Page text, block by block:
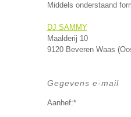
Middels onderstaand
DJ SAMMY
Maalderij 10
9120 Beveren Waas
Gegevens e-mail
Aanhef:*